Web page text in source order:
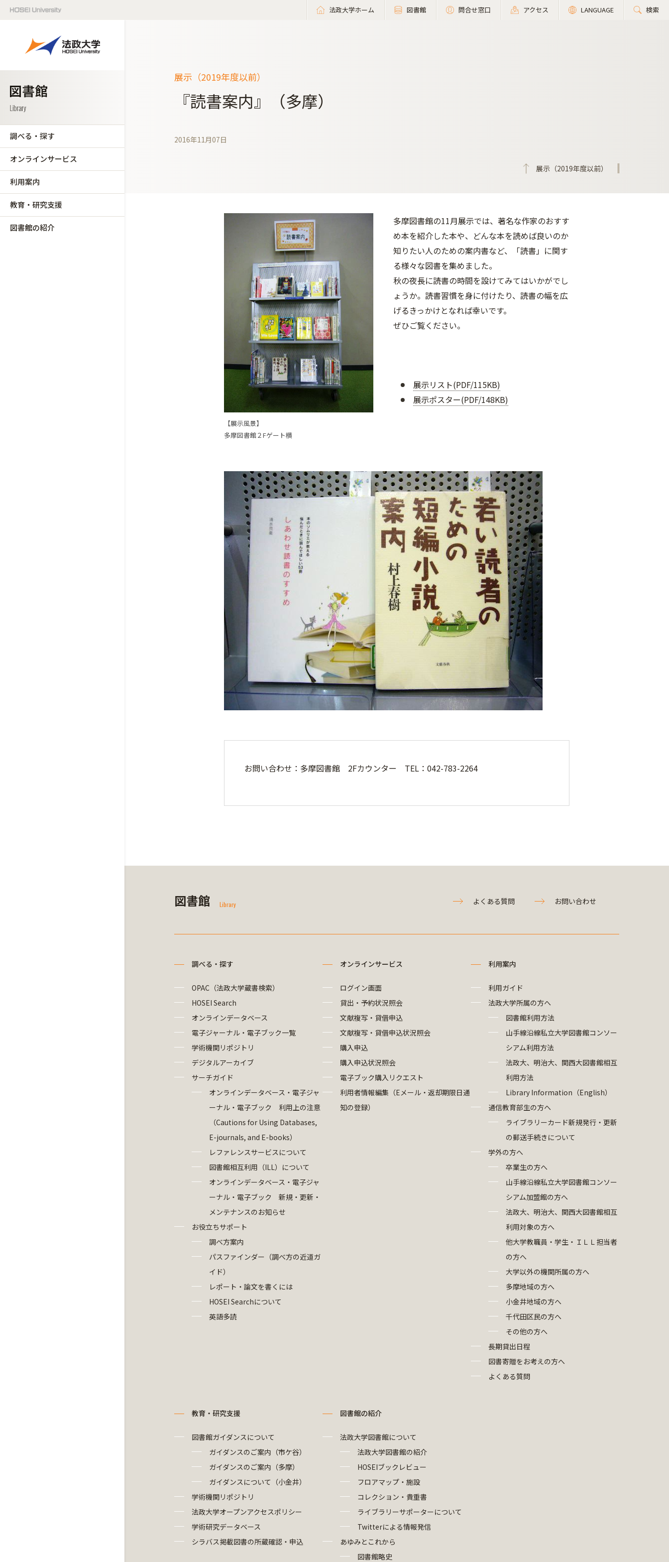
法政大学ホーム 図書館 問合せ窓口 アクセス LANGUAGE 検索
調べる・探す
オンラインサービス
利用案内
教育・研究支援
図書館の紹介
展示（2019年度以前）
『読書案内』（多摩）
2016年11月07日
展示（2019年度以前）
【展示風景】
多摩図書館２Fゲート横
多摩図書館の11月展示では、著名な作家のおすす
め本を紹介した本や、どんな本を読めば良いのか
知りたい人のための案内書など、「読書」に関す
る様々な図書を集めました。
秋の夜長に読書の時間を設けてみてはいかがでし
ょうか。読書習慣を身に付けたり、読書の幅を広
げるきっかけとなれば幸いです。
ぜひご覧ください。
展示リスト(PDF/115KB)
展示ポスター(PDF/148KB)
お問い合わせ：多摩図書館 2Fカウンター TEL：042-783-2264
図書館 Library よくある質問 お問い合わせ
調べる・探す
OPAC（法政大学蔵書検索）
HOSEI Search
オンラインデータベース
電子ジャーナル・電子ブック一覧
学術機関リポジトリ
デジタルアーカイブ
サーチガイド
オンラインデータベース・電子ジャ
ーナル・電子ブック 利用上の注意
（Cautions for Using Databases,
E-journals, and E-books）
レファレンスサービスについて
図書館相互利用（ILL）について
オンラインデータベース・電子ジャ
ーナル・電子ブック 新規・更新・
メンテナンスのお知らせ
お役立ちサポート
調べ方案内
パスファインダー（調べ方の近道ガ
イド）
レポート・論文を書くには
HOSEI Searchについて
英語多読
オンラインサービス
ログイン画面
貸出・予約状況照会
文献複写・貸借申込
文献複写・貸借申込状況照会
購入申込
購入申込状況照会
電子ブック購入リクエスト
利用者情報編集（Eメール・返却期限日通
知の登録）
利用案内
利用ガイド
法政大学所属の方へ
図書館利用方法
山手線沿線私立大学図書館コンソー
シアム利用方法
法政大、明治大、関西大図書館相互
利用方法
Library Information（English）
通信教育部生の方へ
ライブラリーカード新規発行・更新
の郵送手続きについて
学外の方へ
卒業生の方へ
山手線沿線私立大学図書館コンソー
シアム加盟館の方へ
法政大、明治大、関西大図書館相互
利用対象の方へ
他大学教職員・学生・ＩＬＬ担当者
の方へ
大学以外の機関所属の方へ
多摩地域の方へ
小金井地域の方へ
千代田区民の方へ
その他の方へ
長期貸出日程
図書寄贈をお考えの方へ
よくある質問
教育・研究支援
図書館ガイダンスについて
ガイダンスのご案内（市ケ谷）
ガイダンスのご案内（多摩）
ガイダンスについて（小金井）
学術機関リポジトリ
法政大学オープンアクセスポリシー
学術研究データベース
シラバス掲載図書の所蔵確認・申込
図書館の紹介
法政大学図書館について
法政大学図書館の紹介
HOSEIブックレビュー
フロアマップ・施設
コレクション・貴重書
ライブラリーサポーターについて
Twitterによる情報発信
あゆみとこれから
図書館略史